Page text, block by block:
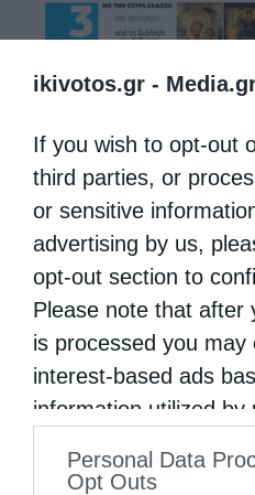
ikivotos.gr -
If you wish to opt-out
third parties, or
or sensitive
advertising by us,
opt-out section to
Please note that after
is processed you may
interest-based ads
information utilized by
to your opt-out. You
Personal Data
Opt Outs